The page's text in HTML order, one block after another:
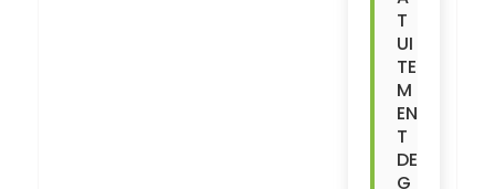
T
UI
TE
M
EN
T
DE
G